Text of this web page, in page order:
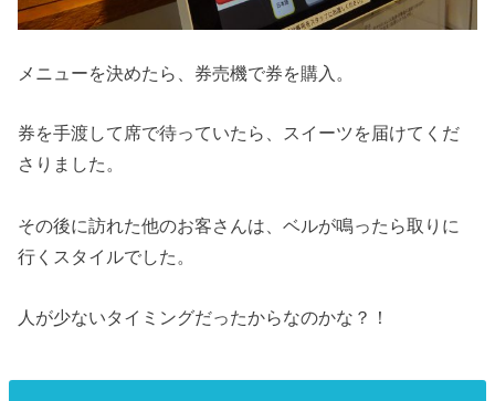
メニューを決めたら、券売機で券を購入。
券を手渡して席で待っていたら、スイーツを届けてくだ
さりました。
その後に訪れた他のお客さんは、ベルが鳴ったら取りに
行くスタイルでした。
人が少ないタイミングだったからなのかな？！